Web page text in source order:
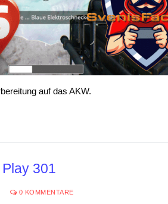
auf das AKW.
301
0 KOMMENTARE